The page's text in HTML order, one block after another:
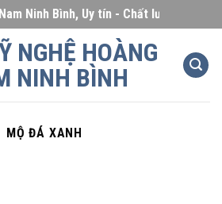
Ninh Bình, Uy tín - Chất lượng - Giá
MỘ ĐÁ XANH